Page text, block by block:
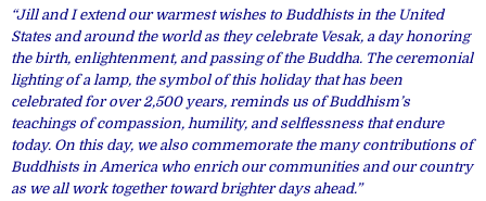
“Jill and I extend our warmest wishes to Buddhists in the United
States and around the world as they celebrate Vesak, a day honoring
the birth, enlightenment, and passing of the Buddha. The ceremonial
lighting of a lamp, the symbol of this holiday that has been
celebrated for over 2,500 years, reminds us of Buddhism’s
teachings of compassion, humility, and selflessness that endure
today. On this day, we also commemorate the many contributions of
Buddhists in America who enrich our communities and our country
as we all work together toward brighter days ahead.”